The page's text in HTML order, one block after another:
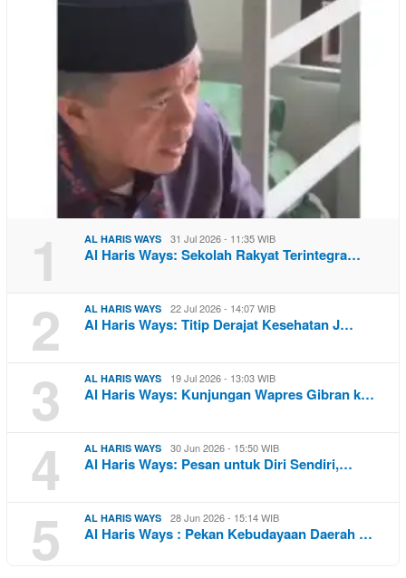
1 AL HARIS WAYS 31 Jul 2026 - 11:35 WIB
Al Haris Ways: Sekolah Rakyat Terintegra…
2 AL HARIS WAYS 22 Jul 2026 - 14:07 WIB
Al Haris Ways: Titip Derajat Kesehatan J…
3 AL HARIS WAYS 19 Jul 2026 - 13:03 WIB
Al Haris Ways: Kunjungan Wapres Gibran k…
4 AL HARIS WAYS 30 Jun 2026 - 15:50 WIB
Al Haris Ways: Pesan untuk Diri Sendiri,…
5 AL HARIS WAYS 28 Jun 2026 - 15:14 WIB
Al Haris Ways : Pekan Kebudayaan Daerah …